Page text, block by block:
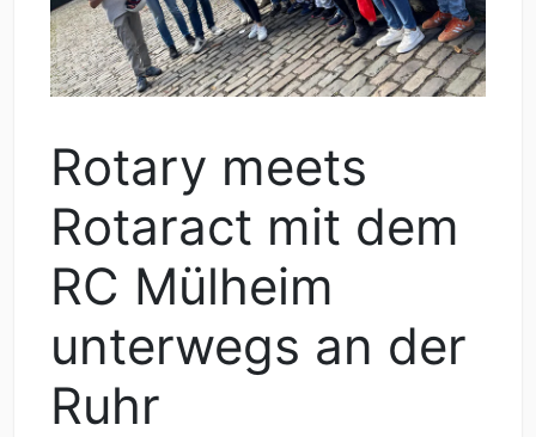
Rotary meets
Rotaract mit dem
RC Mülheim
unterwegs an der
Ruhr